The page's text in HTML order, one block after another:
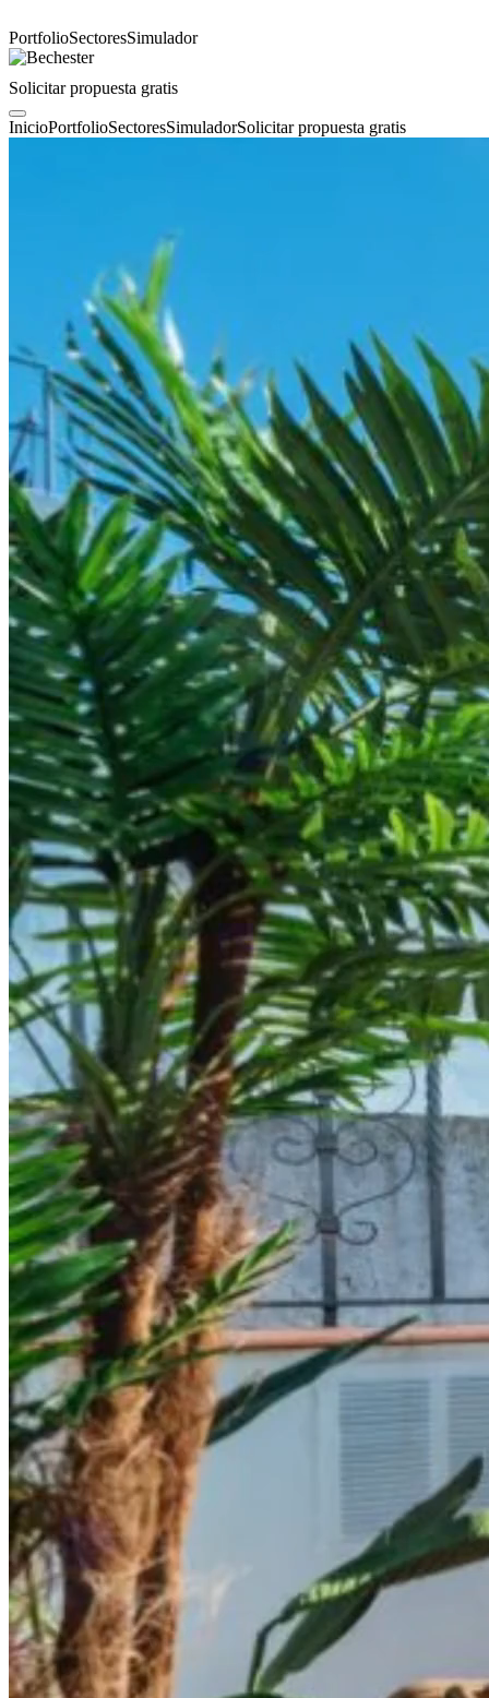
PortfolioSectoresSimulador
Solicitar propuesta gratis
InicioPortfolioSectoresSimuladorSolicitar propuesta gratis